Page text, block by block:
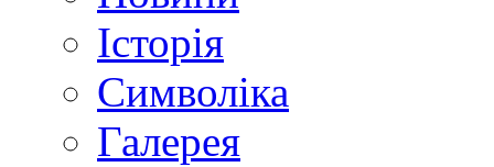
Історія
Символіка
Галерея